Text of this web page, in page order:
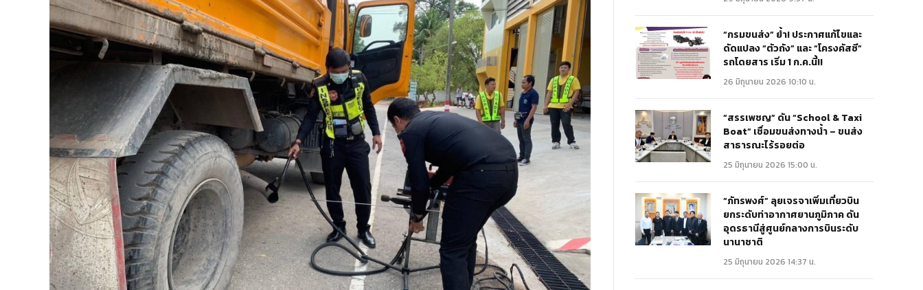
“กรมขนส่ง” ย้ำ! ประกาศแก้ไขและ
ดัดแปลง “ตัวถัง” และ “โครงคัสซี”
รถโดยสาร เริ่ม 1 ก.ค.นี้!!
26 มิถุนายน 2026 10:10 น.
“สรรเพชญ” ดัน “School & Taxi
Boat” เชื่อมขนส่งทางน้ำ – ขนส่ง
สาธารณะไร้รอยต่อ
25 มิถุนายน 2026 15:00 น.
“ภัทรพงศ์” ลุยเจรจาเพิ่มเที่ยวบิน
ยกระดับท่าอากาศยานภูมิภาค ดัน
อุดรธานีสู่ศูนย์กลางการบินระดับ
นานาชาติ
25 มิถุนายน 2026 14:37 น.